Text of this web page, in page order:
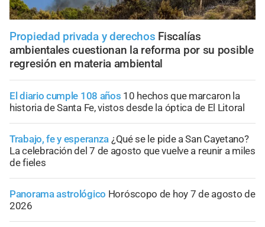
Propiedad privada y derechos Fiscalías
ambientales cuestionan la reforma por su posible
regresión en materia ambiental
El diario cumple 108 años 10 hechos que marcaron la
historia de Santa Fe, vistos desde la óptica de El Litoral
Trabajo, fe y esperanza ¿Qué se le pide a San Cayetano?
La celebración del 7 de agosto que vuelve a reunir a miles
de fieles
Panorama astrológico Horóscopo de hoy 7 de agosto de
2026